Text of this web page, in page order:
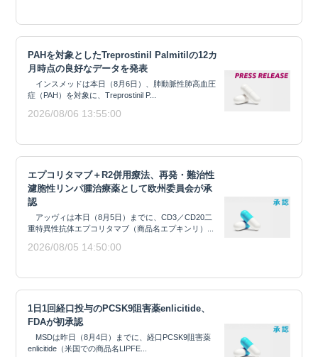
PAHを対象としたTreprostinil Palmitilの12カ
月時点の良好なデータを発表
インスメッドは本日（8月6日）、肺動脈性肺高血圧
症（PAH）を対象に、Treprostinil P...
2026/08/06 13:55:00
エプコリタマブ＋R2併用療法、再発・難治性
濾胞性リンパ腫治療薬として欧州委員会が承
認
アッヴィは本日（8月5日）までに、CD3／CD20二
重特異性抗体エプコリタマブ（商品名エプキンリ）...
2026/08/05 14:50:00
1日1回経口投与のPCSK9阻害薬enlicitide、
FDAが初承認
MSDは昨日（8月4日）までに、経口PCSK9阻害薬
enlicitide（米国での商品名LIPFE...